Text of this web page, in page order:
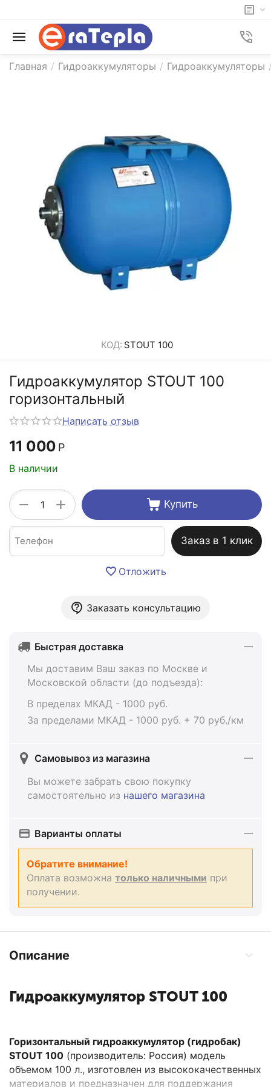
Главная / Гидроаккумуляторы / Гидроаккумуляторы
КОД: STOUT 100
Гидроаккумулятор STOUT 100
горизонтальный
Написать отзыв
11 000 Р
В наличии
+
− Купить
Заказ в 1 клик
Отложить
Заказать консультацию
Быстрая доставка
Мы доставим Ваш заказ по Москве и
Московской области (до подъезда):
В пределах МКАД - 1000 руб.
За пределами МКАД - 1000 руб. + 70 руб./км
Самовывоз из магазина
Вы можете забрать свою покупку
самостоятельно из нашего магазина
Варианты оплаты
Обратите внимание!
Оплата возможна только наличными при
получении.
Описание
Гидроаккумулятор STOUT 100
Горизонтальный гидроаккумулятор (гидробак)
STOUT 100 (производитель: Россия) модель
объемом 100 л., изготовлен из высококачественных
материалов и предназначен для поддержания